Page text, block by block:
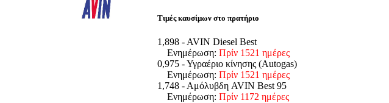
Τιμές καυσίμων στο πρατήριο
1,898 - AVIN Diesel Best
Ενημέρωση: Πρίν 1521 ημέρες
0,975 - Υγραέριο κίνησης (Autogas)
Ενημέρωση: Πρίν 1521 ημέρες
1,748 - Αμόλυβδη AVIN Best 95
Ενημέρωση: Πρίν 1172 ημέρες